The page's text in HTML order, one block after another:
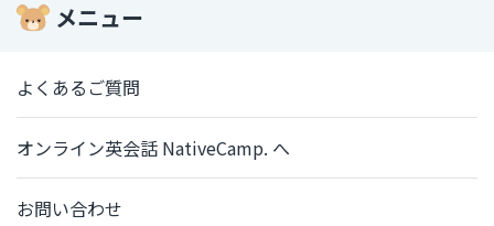
メニュー
よくあるご質問
オンライン英会話 NativeCamp. へ
お問い合わせ